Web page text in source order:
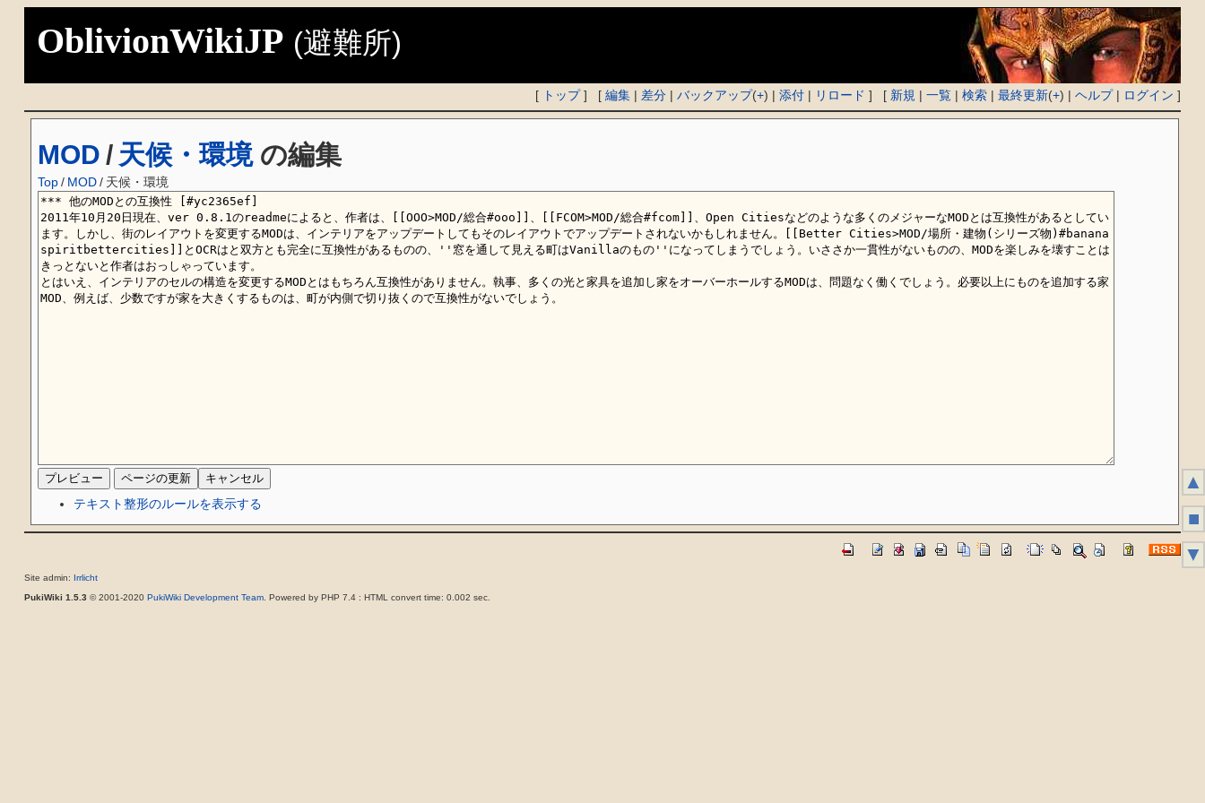
OblivionWikiJP (避難所)
[ トップ] [編集 | 差分 |バックアップ(+) |添付 | リロード ] [ 新規 |一覧 |検索 |最終更新(+) |ヘルプ| ログイン ]
MOD / 天候・環境の編集
Top/ MOD/ 天候・環境
テキスト整形のルールを表示する
Site admin: Irrlicht
PukiWiki 1.5.3 © 2001-2020 PukiWiki Development Team. Powered by PHP 7.4 : HTML convert time: 0.002 sec.
▲
■
▼